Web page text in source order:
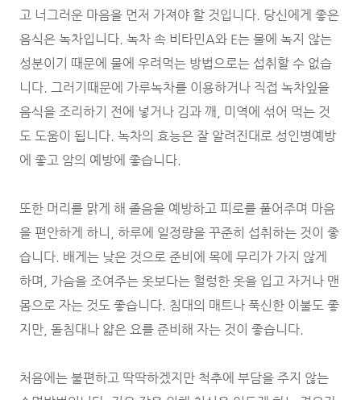
고 너그러운 마음을 먼저 가져야 할 것입니다. 당신에게 좋은
음식은 녹차입니다. 녹차 속 비타민A와 E는 물에 녹지 않는
성분이기 때문에 물에 우려먹는 방법으로는 섭취할 수 없습
니다. 그러기때문에 가루녹차를 이용하거나 직접 녹차잎을
음식을 조리하기 전에 넣거나 김과 깨, 미역에 섞어 먹는 것
도 도움이 됩니다. 녹차의 효능은 잘 알려진대로 성인병예방
에 좋고 암의 예방에 좋습니다.
또한 머리를 맑게 해 졸음을 예방하고 피로를 풀어주며 마음
을 편안하게 하니, 하루에 일정량을 꾸준히 섭취하는 것이 좋
습니다. 배게는 낮은 것으로 준비에 목에 무리가 가지 않게
하며, 가슴을 조여주는 옷보다는 헐렁한 옷을 입고 자거나 맨
몸으로 자는 것도 좋습니다. 침대의 매트나 푹신한 이불도 좋
지만, 돌침대나 얇은 요를 준비해 자는 것이 좋습니다.
처음에는 불편하고 딱딱하겠지만 척추에 부담을 주지 않는